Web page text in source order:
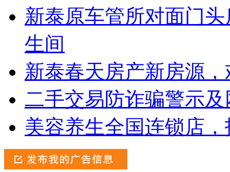
新泰原车管所对面门
生间
新泰春天房产新房源
二手交易防诈骗警示
美容养生全国连锁店